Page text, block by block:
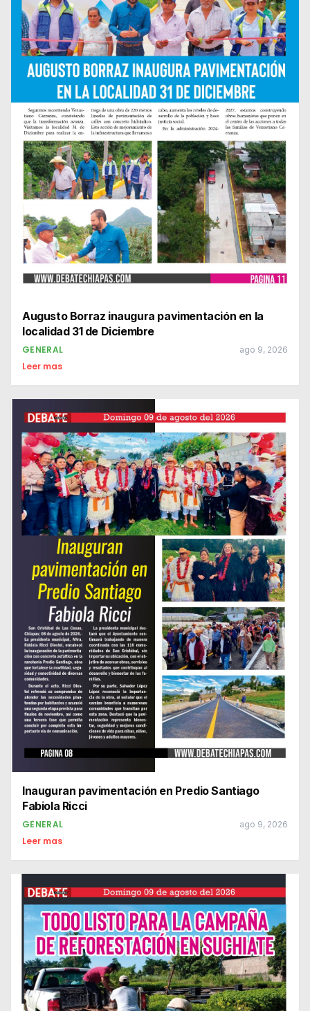
Augusto Borraz inaugura pavimentación en la
localidad 31 de Diciembre
GENERAL ago 9, 2026
Leer mas
Inauguran pavimentación en Predio Santiago
Fabiola Ricci
GENERAL ago 9, 2026
Leer mas